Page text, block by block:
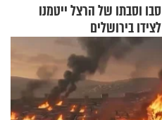
סבו וסבתו של הרצל ייטמנו
לצידו בירושלים